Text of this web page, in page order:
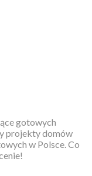
gotowych
projekty domów
w Polsce. Co